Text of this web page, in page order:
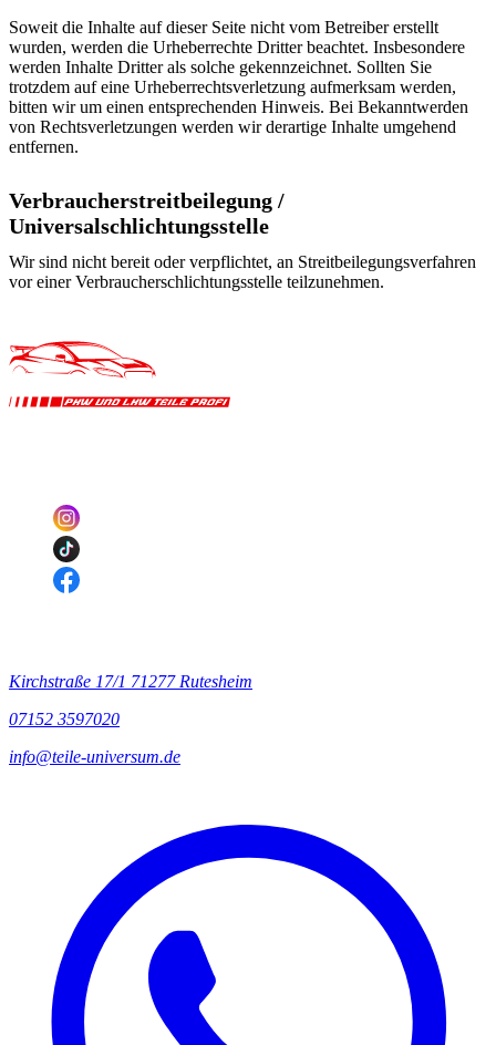
Soweit die Inhalte auf dieser Seite nicht vom Betreiber erstellt
wurden, werden die Urheberrechte Dritter beachtet. Insbesondere
werden Inhalte Dritter als solche gekennzeichnet. Sollten Sie
trotzdem auf eine Urheberrechtsverletzung aufmerksam werden,
bitten wir um einen entsprechenden Hinweis. Bei Bekanntwerden
von Rechtsverletzungen werden wir derartige Inhalte umgehend
entfernen.
Verbraucherstreitbeilegung /
Universalschlichtungsstelle
Wir sind nicht bereit oder verpflichtet, an Streitbeilegungsverfahren
vor einer Verbraucherschlichtungsstelle teilzunehmen.
Kirchstraße 17/1 71277 Rutesheim
07152 3597020
info@teile-universum.de